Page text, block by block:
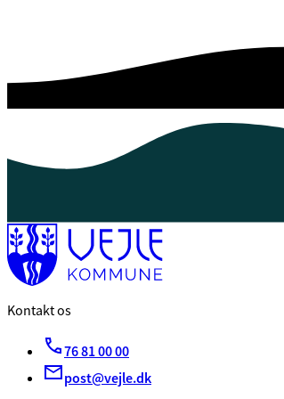
Kontakt os
76 81 00 00
post@vejle.dk